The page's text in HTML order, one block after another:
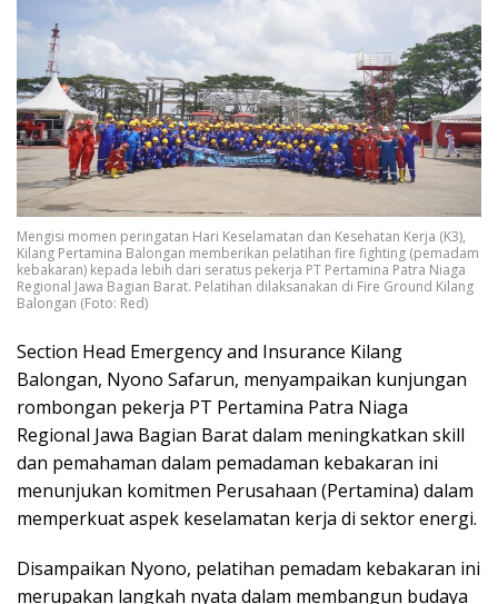
Mengisi momen peringatan Hari Keselamatan dan Kesehatan Kerja (K3),
Kilang Pertamina Balongan memberikan pelatihan fire fighting (pemadam
kebakaran) kepada lebih dari seratus pekerja PT Pertamina Patra Niaga
Regional Jawa Bagian Barat. Pelatihan dilaksanakan di Fire Ground Kilang
Balongan (Foto: Red)
Section Head Emergency and Insurance Kilang
Balongan, Nyono Safarun, menyampaikan kunjungan
rombongan pekerja PT Pertamina Patra Niaga
Regional Jawa Bagian Barat dalam meningkatkan skill
dan pemahaman dalam pemadaman kebakaran ini
menunjukan komitmen Perusahaan (Pertamina) dalam
memperkuat aspek keselamatan kerja di sektor energi.
Disampaikan Nyono, pelatihan pemadam kebakaran ini
merupakan langkah nyata dalam membangun budaya